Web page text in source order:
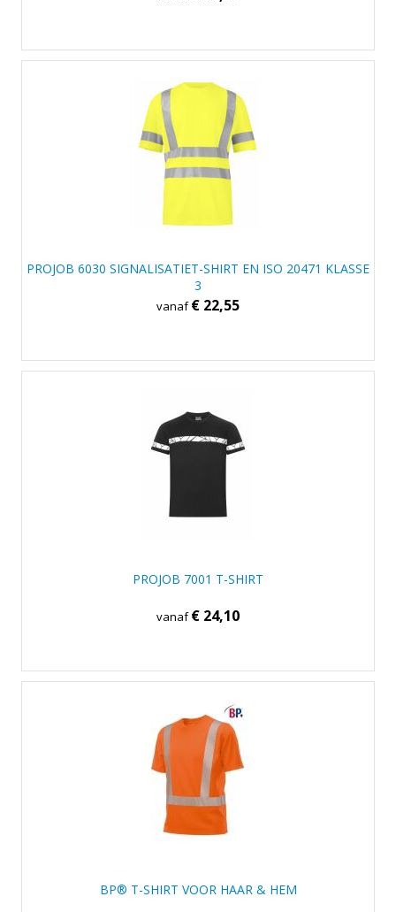
PROJOB 6030 SIGNALISATIET-SHIRT EN ISO 20471 KLASSE
3
vanaf€ 22,55
PROJOB 7001 T-SHIRT
vanaf€ 24,10
BP® T-SHIRT VOOR HAAR & HEM